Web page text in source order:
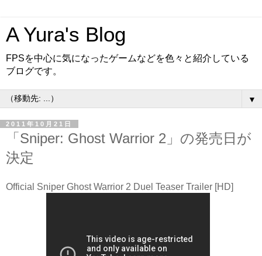
A Yura's Blog
FPSを中心に気になったゲームなどを色々と紹介している
ブログです。
▼
2011年10月21日
「Sniper: Ghost Warrior 2」の発売日が
決定
Official Sniper Ghost Warrior 2 Duel Teaser Trailer [HD]